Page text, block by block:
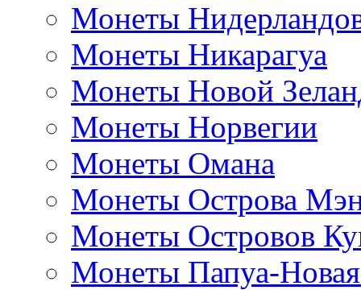
Монеты
Монеты Никарагуа
Монеты Новой
Монеты Норвегии
Монеты Омана
Монеты Острова
Монеты Островов
Монеты Папуа-